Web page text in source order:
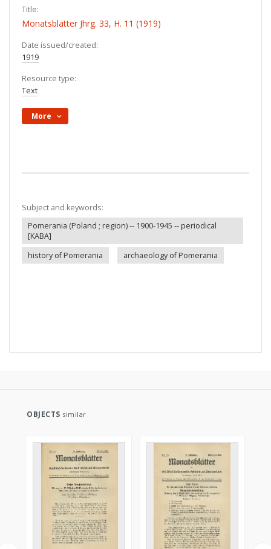
Title:
Monatsblätter Jhrg. 33, H. 11 (1919)
Date issued/created:
1919
Resource type:
Text
More
Subject and keywords:
Pomerania (Poland ; region) -- 1900-1945 -- periodical
[KABA]
history of Pomerania
archaeology of Pomerania
OBJECTS similar